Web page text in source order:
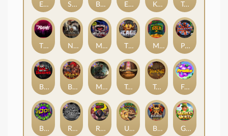
Munchies
Skate or Die
Nexus Tombstone RIP
Tombstone No Mercy
Roadkill
Book Of Shadows
Rock Bottom
The Cage
El Pasa Gunfight xNudge
Brick Snake 2000
Monkey's Gold xPays
Barbarian Fury Tomb of Akhenaten
Evil Goblins xBomb
Fruits
Buffalo Hunter
Punk Rocker
Gaelic Gold
Misery Mining
Karen Maneater
True kult
Bushido Way xNudge
Ugliest Catch
The Rave